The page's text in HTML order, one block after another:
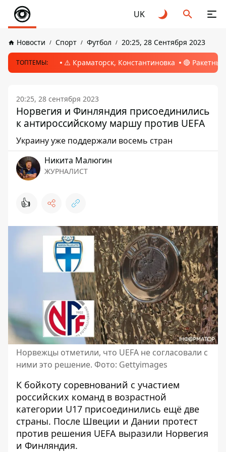
UK
Новости Спорт Футбол 20:25, 28 Сентября 2023
ТОПТЕМЫ: ⚠️ Краматорск, Константиновка 🔴
20:25, 28 сентября 2023
Норвегия и Финляндия присоединились
к антироссийскому маршу против UEFA
Украину уже поддержали восемь стран
Никита Малюгин
ЖУРНАЛИСТ
👍
Норвежцы отметили, что UEFA не согласовали с
ними это решение. Фото: Gettyimages
К бойкоту соревнований с участием
российских команд в возрастной
категории U17 присоединились ещё две
страны. После Швеции и Дании протест
против решения UEFA выразили Норвегия
и Финляндия.